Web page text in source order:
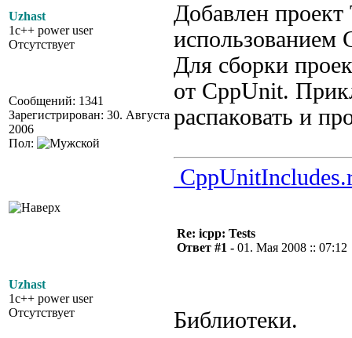
Uzhast
1c++ power user
Отсутствует
Сообщений: 1341
Зарегистрирован: 30. Августа
2006
Пол:
Добавлен
использованием
Для сборки
от CppUnit.
распаковать и
Uzhast
1c++ power user
Отсутствует
Re: icpp: Tests
Ответ #1 - 01. Мая 2008 :: 07:12
Библиотеки.